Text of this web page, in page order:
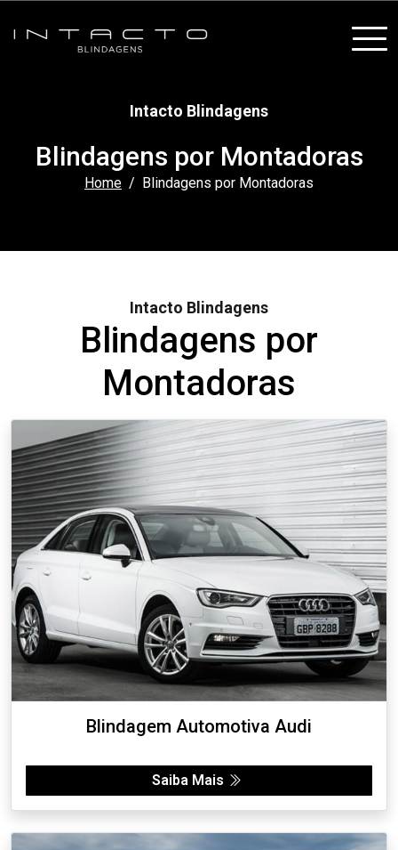
Intacto Blindagens
Blindagens por Montadoras
Home Blindagens por Montadoras
Intacto Blindagens
Blindagens por
Montadoras
Blindagem Automotiva Audi
Saiba Mais